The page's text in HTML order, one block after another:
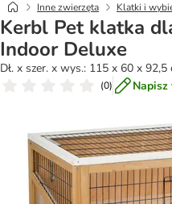
Inne zwierzęta Klatki i
Kerbl Pet klatka
Indoor Deluxe
Dł. x szer. x wys.: 115 x 60 x 92,5
(0) Napisz